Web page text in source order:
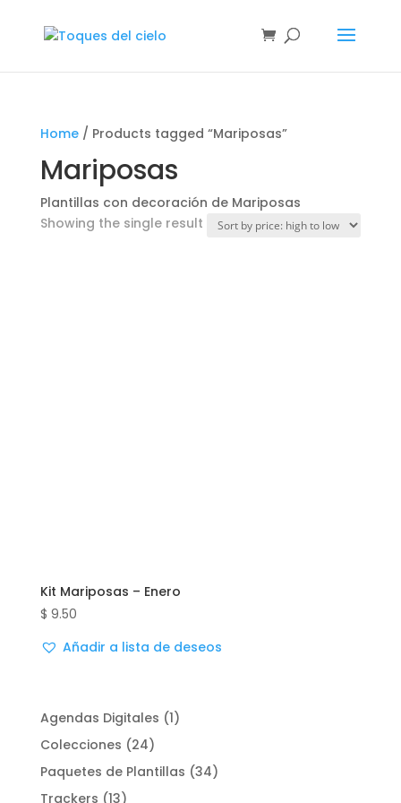
Home/ Products tagged “Mariposas”
Mariposas
Plantillas con decoración de Mariposas
Showing the single result
Kit Mariposas – Enero
$ 9.50
Añadir a lista de deseos
Agendas Digitales 11
Colecciones 2424
products
Paquetes de Plantillas 3434
Trackers 1313